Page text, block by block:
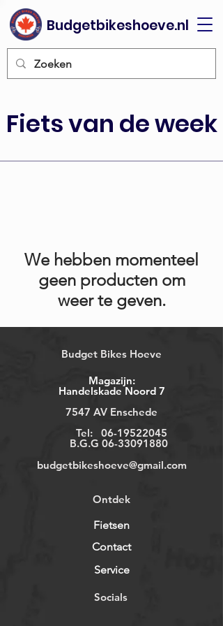
Budgetbikeshoeve.nl
Fiets van de week
We hebben momenteel
geen producten om
weer te geven.
Budget Bikes Hoeve
Magazijn:
Handelskade Noord 7
7547 AV Enschede
Tel: 06-19522045
B.G.G 06-33091880
budgetbikeshoeve@gmail.com
Ontdek
Fietsen
Contact
Service
Socials